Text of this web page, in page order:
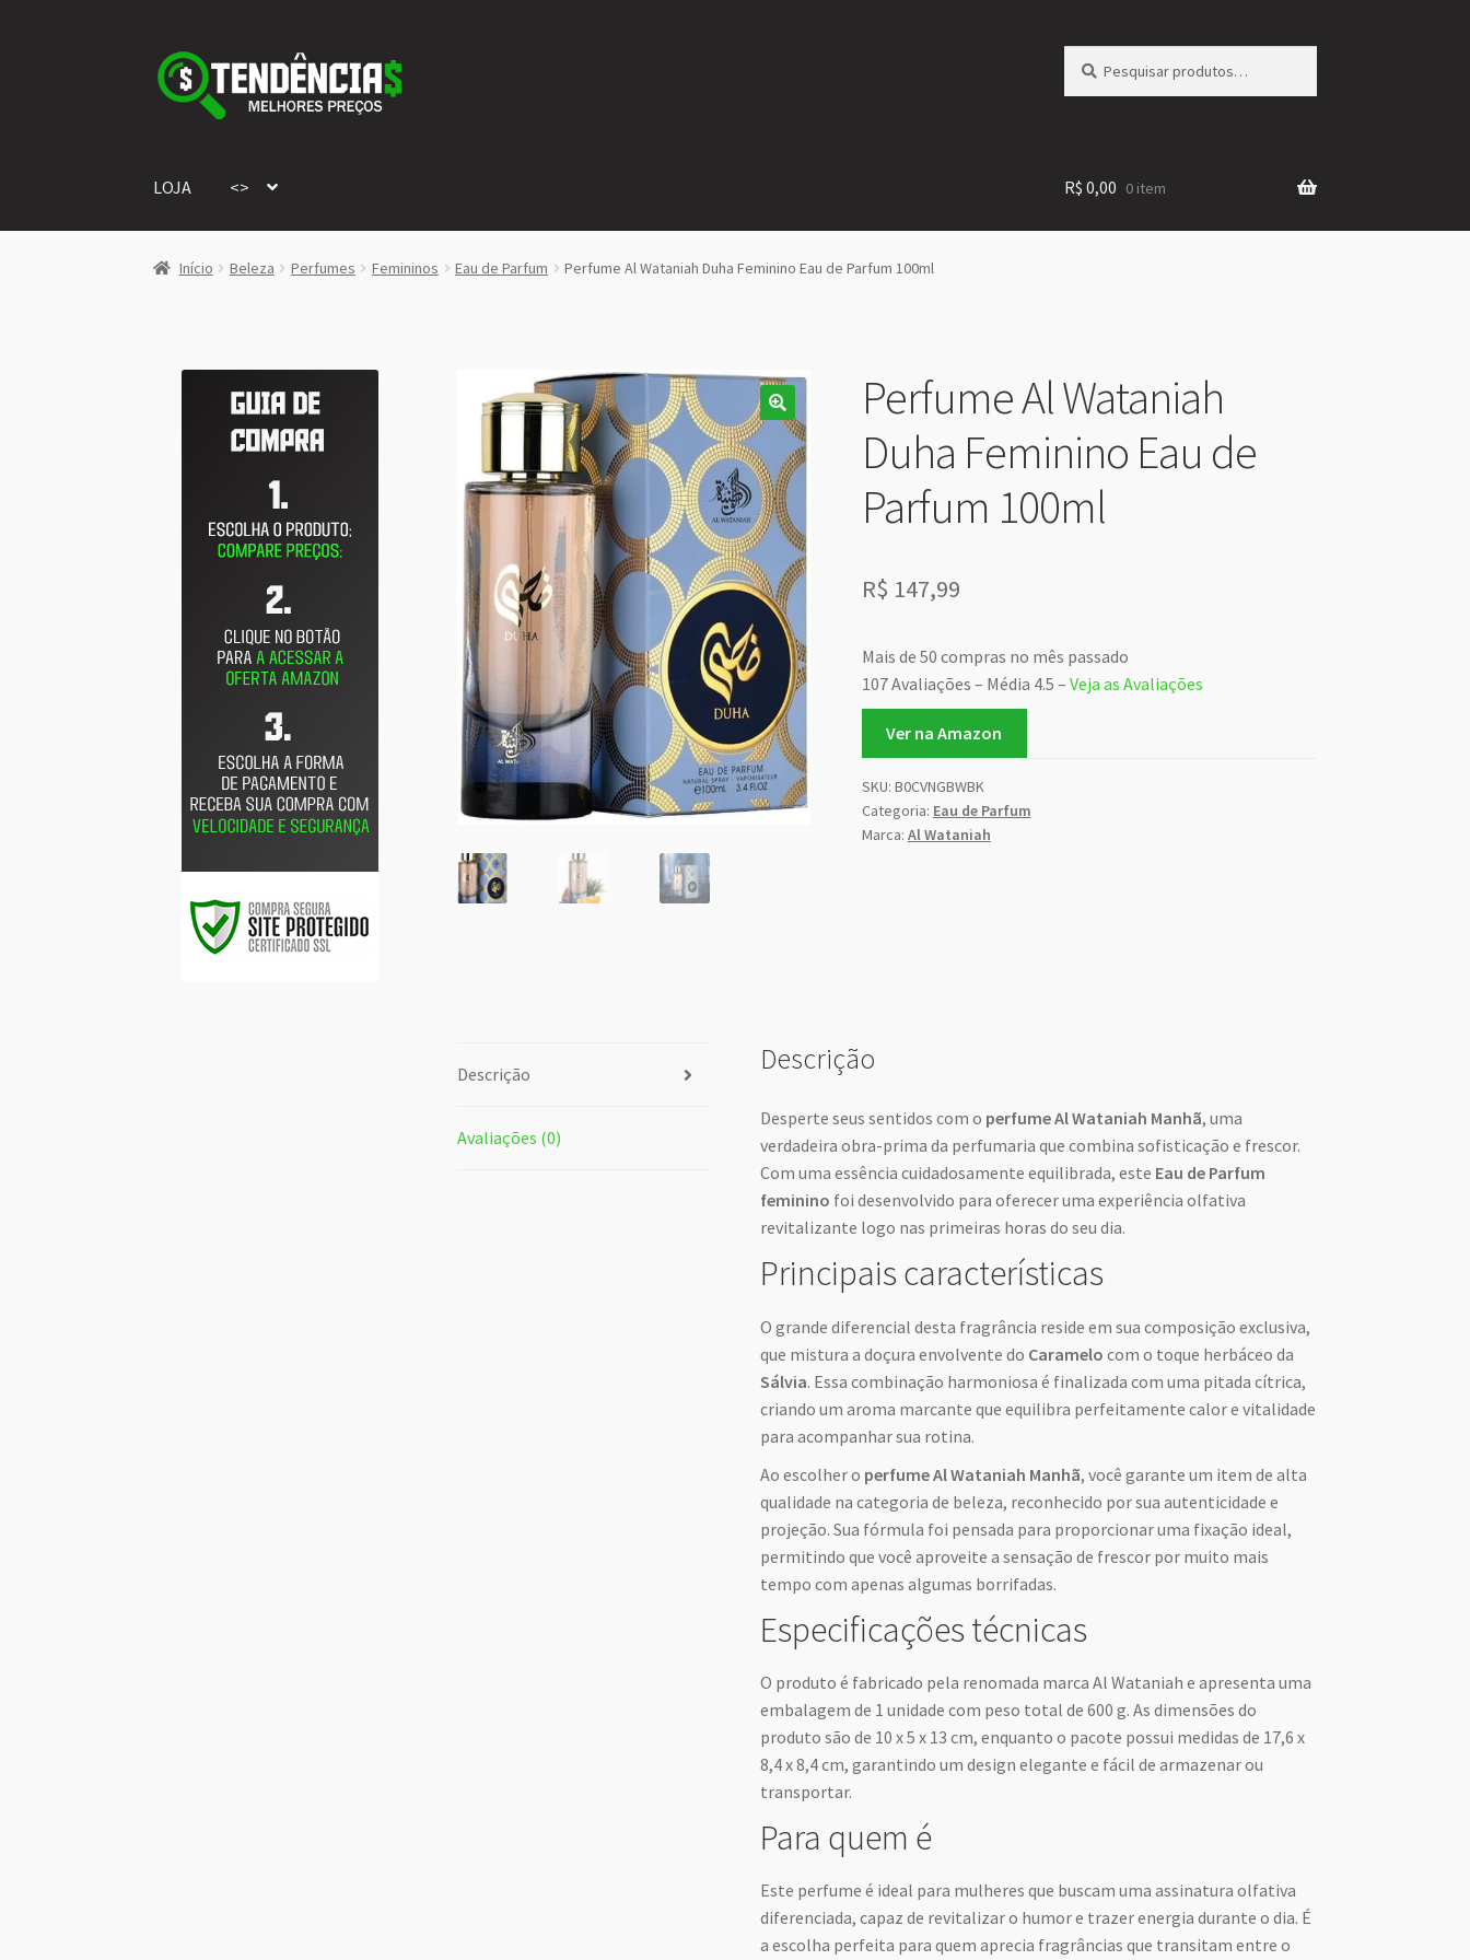
Pular
para
navegação
Pular
para
por:
LOJA <> R$ 0,00 0 item
Início Beleza Perfumes Femininos Eau de Parfum Perfume Al Wataniah Duha Feminino Eau de Parfum 100ml
Perfume Al Wataniah
Duha Feminino Eau de
Parfum 100ml
R$ 147,99
Mais de 50 compras no mês passado
107 Avaliações – Média 4.5 – Veja as Avaliações
Ver na Amazon
SKU: B0CVNGBWBK
Categoria: Eau de Parfum
Marca: Al Wataniah
Descrição
Avaliações (0)
Descrição
Desperte seus sentidos com o perfume Al Wataniah Manhã, uma
verdadeira obra-prima da perfumaria que combina sofisticação e frescor.
Com uma essência cuidadosamente equilibrada, este Eau de Parfum
feminino foi desenvolvido para oferecer uma experiência olfativa
revitalizante logo nas primeiras horas do seu dia.
Principais características
O grande diferencial desta fragrância reside em sua composição exclusiva,
que mistura a doçura envolvente do Caramelo com o toque herbáceo da
Sálvia. Essa combinação harmoniosa é finalizada com uma pitada cítrica,
criando um aroma marcante que equilibra perfeitamente calor e vitalidade
para acompanhar sua rotina.
Ao escolher o perfume Al Wataniah Manhã, você garante um item de alta
qualidade na categoria de beleza, reconhecido por sua autenticidade e
projeção. Sua fórmula foi pensada para proporcionar uma fixação ideal,
permitindo que você aproveite a sensação de frescor por muito mais
tempo com apenas algumas borrifadas.
Especificações técnicas
O produto é fabricado pela renomada marca Al Wataniah e apresenta uma
embalagem de 1 unidade com peso total de 600 g. As dimensões do
produto são de 10 x 5 x 13 cm, enquanto o pacote possui medidas de 17,6 x
8,4 x 8,4 cm, garantindo um design elegante e fácil de armazenar ou
transportar.
Para quem é
Este perfume é ideal para mulheres que buscam uma assinatura olfativa
diferenciada, capaz de revitalizar o humor e trazer energia durante o dia. É
a escolha perfeita para quem aprecia fragrâncias que transitam entre o